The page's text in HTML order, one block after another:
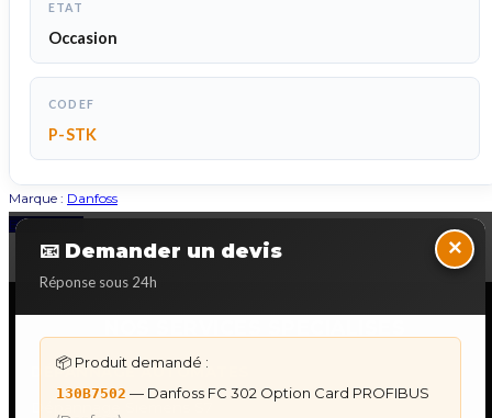
ETAT
Occasion
CODEF
P-STK
Marque : Danfoss
📧 Demander un devis
Réponse sous 24h
×
📦 Produit demandé :
130B7502 — Danfoss FC 302 Option Card PROFIBUS
Back to Top
DÉPANNAGE AUTOMATES